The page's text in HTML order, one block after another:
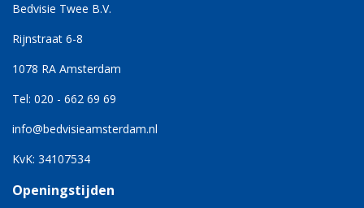
Bedvisie Twee B.V.
Rijnstraat 6-8
1078 RA Amsterdam
Tel: 020 - 662 69 69
info@bedvisieamsterdam.nl
KvK: 34107534
Openingstijden